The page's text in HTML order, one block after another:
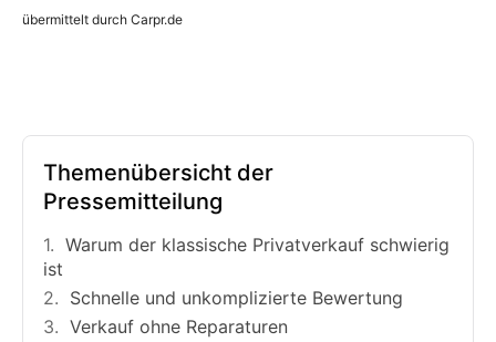
übermittelt durch Carpr.de
Themenübersicht der
Pressemitteilung
Warum der klassische Privatverkauf schwierig
ist
Schnelle und unkomplizierte Bewertung
Verkauf ohne Reparaturen